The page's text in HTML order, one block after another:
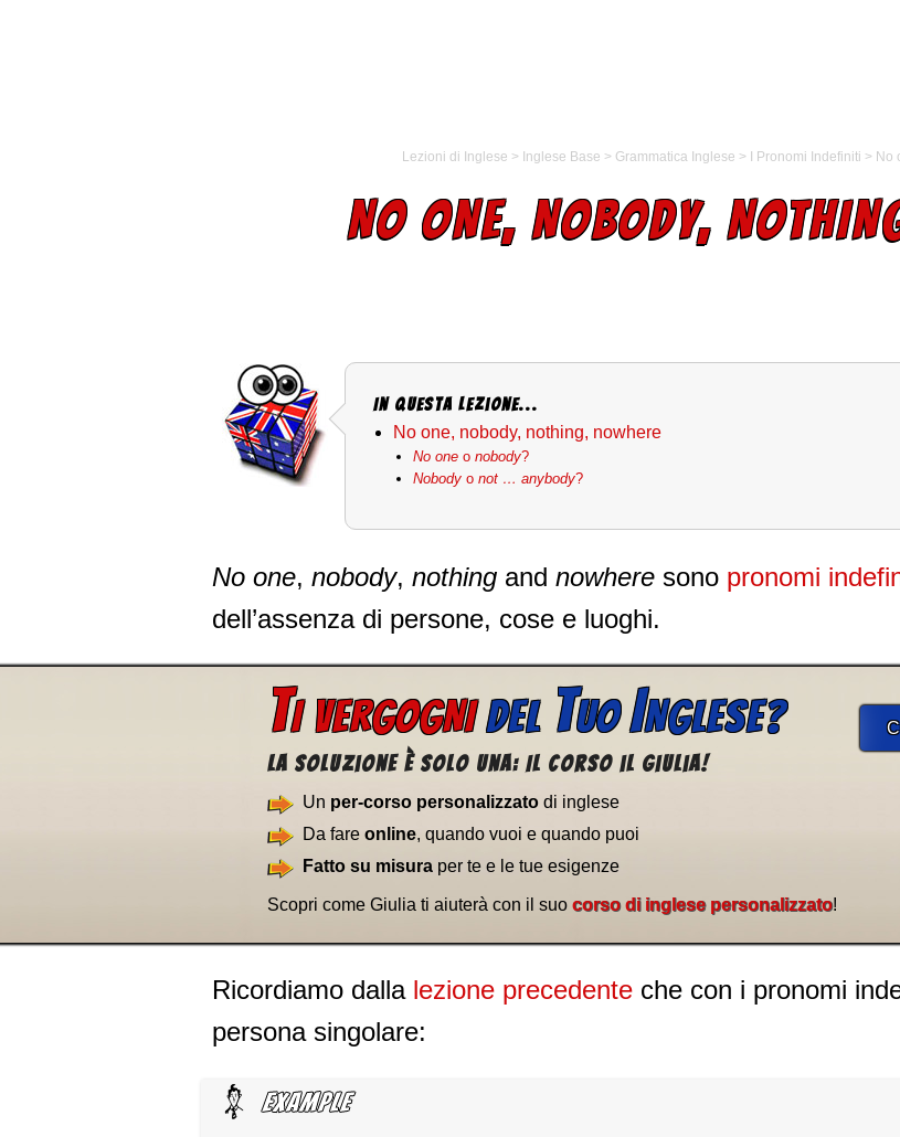
Lezioni di Inglese > Inglese Base > Grammatica Inglese > I Pronomi Indefiniti > No
NO ONE, NOBODY,
In questa Lezione...
No one, nobody, nothing, nowhere
No one o nobody?
Nobody o not … anybody?
No one, nobody, nothing and nowhere sono pronomi
dell’assenza di persone, cose e luoghi.
TI VERGOGNIDEL TUOINGLESE?
La soluzione è solo una: Il corso il Giulia!
Un per-corso personalizzato di inglese
Da fare online, quando vuoi e quando puoi
Fatto su misura per te e le tue esigenze
Scopri come Giulia ti aiuterà con il suo corso di inglese personalizzato!
Ricordiamo dalla lezione precedente che con i pronomi
persona singolare: